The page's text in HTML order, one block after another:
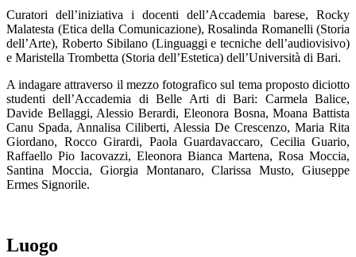
Curatori dell’iniziativa i docenti dell’Accademia barese, Rocky
Malatesta (Etica della Comunicazione), Rosalinda Romanelli (Storia
dell’Arte), Roberto Sibilano (Linguaggi e tecniche dell’audiovisivo)
e Maristella Trombetta (Storia dell’Estetica) dell’Università di Bari.
A indagare attraverso il mezzo fotografico sul tema proposto diciotto
studenti dell’Accademia di Belle Arti di Bari: Carmela Balice,
Davide Bellaggi, Alessio Berardi, Eleonora Bosna, Moana Battista
Canu Spada, Annalisa Ciliberti, Alessia De Crescenzo, Maria Rita
Giordano, Rocco Girardi, Paola Guardavaccaro, Cecilia Guario,
Raffaello Pio Iacovazzi, Eleonora Bianca Martena, Rosa Moccia,
Santina Moccia, Giorgia Montanaro, Clarissa Musto, Giuseppe
Ermes Signorile.
Luogo